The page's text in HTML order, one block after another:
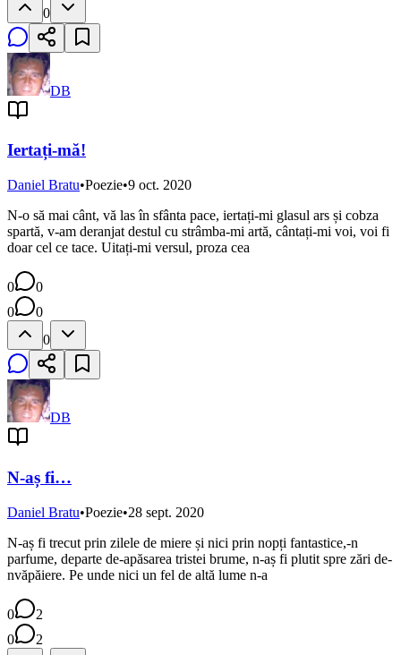
0
DB
Iertați-mă!
Daniel Bratu•Poezie•9 oct. 2020
N-o să mai cânt, vă las în sfânta pace, iertați-mi glasul ars și cobza
spartă, v-am deranjat destul cu strâmba-mi artă, cântați-mi voi, voi fi
doar cel ce tace. Uitați-mi versul, proza cea
0
0
0
0
0
DB
N-aș fi…
Daniel Bratu•Poezie•28 sept. 2020
N-aș fi trecut prin zilele de miere și nici prin nopți fantastice,-n
parfume, departe de-apăsarea tristei brume, n-aș fi plutit spre zări de-
nvăpăiere. Pe unde nici un fel de altă lume n-a
0
2
0
2